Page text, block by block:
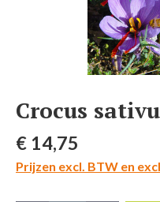
Crocus
Normale prijs:
€ 14,75
Prijzen excl. BTW en